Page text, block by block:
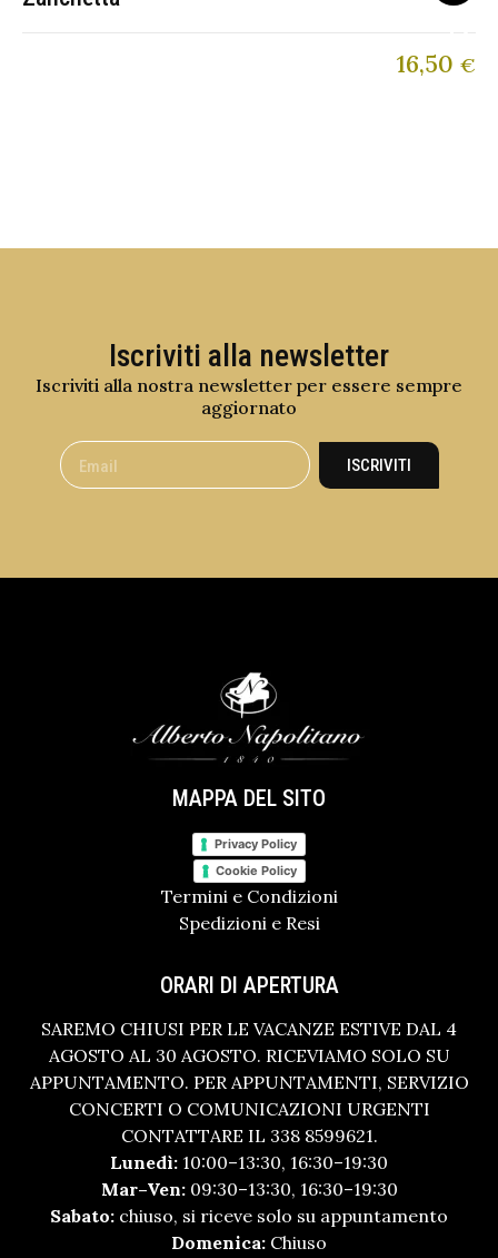
16,50 €
Iscriviti alla newsletter
Iscriviti alla nostra newsletter per essere sempre
aggiornato
ISCRIVITI
MAPPA DEL SITO
Privacy Policy
Cookie Policy
Termini e Condizioni
Spedizioni e Resi
ORARI DI APERTURA
SAREMO CHIUSI PER LE VACANZE ESTIVE DAL 4
AGOSTO AL 30 AGOSTO. RICEVIAMO SOLO SU
APPUNTAMENTO. PER APPUNTAMENTI, SERVIZIO
CONCERTI O COMUNICAZIONI URGENTI
CONTATTARE IL 338 8599621.
Lunedì: 10:00–13:30, 16:30–19:30
Mar–Ven:09:30–13:30, 16:30–19:30
Sabato: chiuso, si riceve solo su appuntamento
Domenica: Chiuso